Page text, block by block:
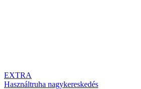
EXTRA
Használtruha nagykereskedés